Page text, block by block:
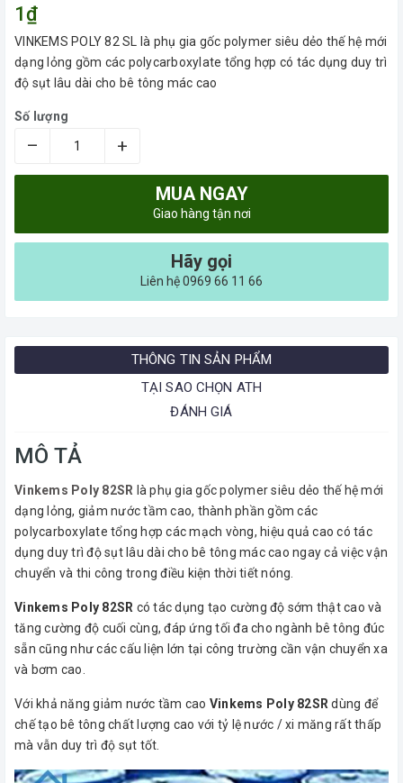
1₫
VINKEMS POLY 82 SL là phụ gia gốc polymer siêu dẻo thế hệ mới
dạng lỏng gồm các polycarboxylate tổng hợp có tác dụng duy trì
độ sụt lâu dài cho bê tông mác cao
Số lượng
– +
MUA NGAY
Giao hàng tận nơi
Hãy gọi
Liên hệ 0969 66 11 66
THÔNG TIN SẢN PHẨM
TẠI SAO CHỌN ATH
ĐÁNH GIÁ
MÔ TẢ
Vinkems Poly 82SR là phụ gia gốc polymer siêu dẻo thế hệ mới
dạng lỏng, giảm nước tầm cao, thành phần gồm các
polycarboxylate tổng hợp các mạch vòng, hiệu quả cao có tác
dụng duy trì độ sụt lâu dài cho bê tông mác cao ngay cả việc vận
chuyển và thi công trong điều kiện thời tiết nóng.
Vinkems Poly 82SR có tác dụng tạo cường độ sớm thật cao và
tăng cường độ cuối cùng, đáp ứng tối đa cho ngành bê tông đúc
sẵn cũng như các cấu liện lớn tại công trường cần vận chuyển xa
và bơm cao.
Với khả năng giảm nước tầm cao Vinkems Poly 82SR dùng để
chế tạo bê tông chất lượng cao với tỷ lệ nước / xi măng rất thấp
mà vẫn duy trì độ sụt tốt.